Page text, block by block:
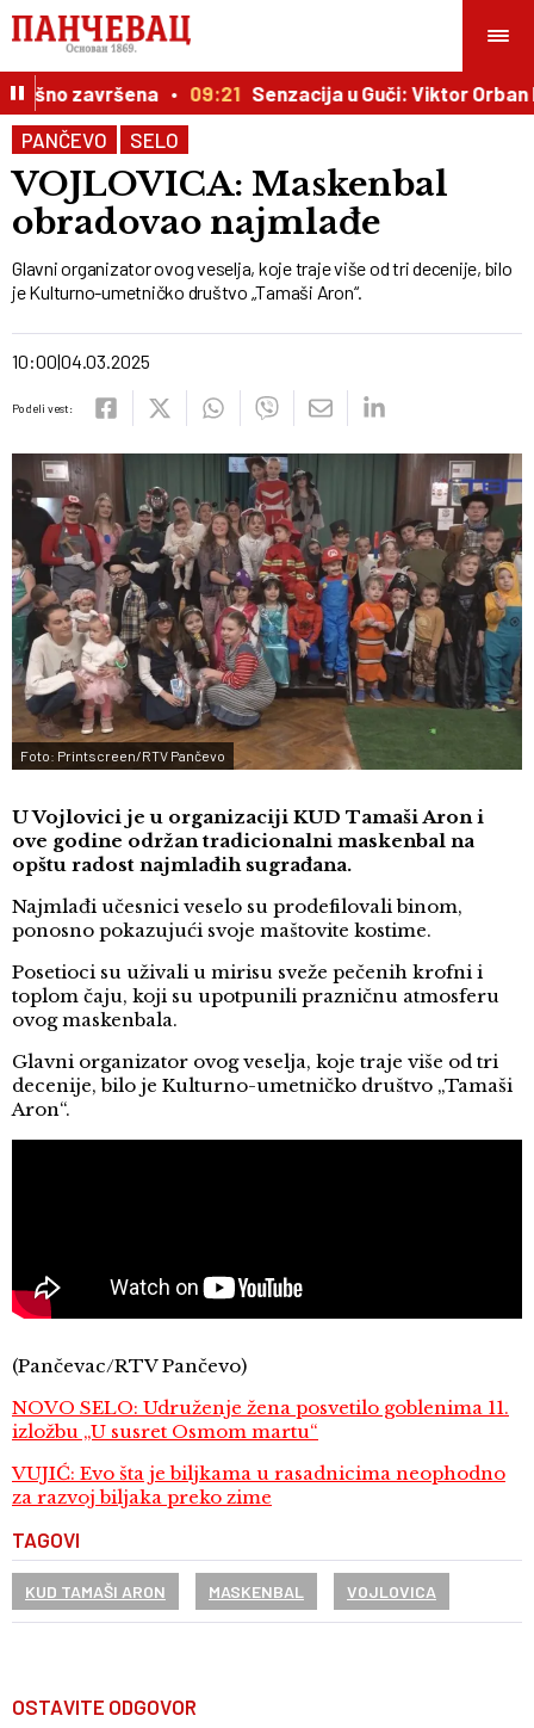
završena 09:21 Senzacija u Guči: Viktor Orban
PANČEVO
SELO
VOJLOVICA: Maskenbal
obradovao najmlađe
Glavni organizator ovog veselja, koje traje više od tri decenije, bilo
je Kulturno-umetničko društvo „Tamaši Aron“.
10:00 04.03.2025
Podeli vest:
Foto: Printscreen/RTV Pančevo
U Vojlovici je u organizaciji KUD Tamaši Aron i
ove godine održan tradicionalni maskenbal na
opštu radost najmlađih sugrađana.
Najmlađi učesnici veselo su prodefilovali binom,
ponosno pokazujući svoje maštovite kostime.
Posetioci su uživali u mirisu sveže pečenih krofni i
toplom čaju, koji su upotpunili prazničnu atmosferu
ovog maskenbala.
Glavni organizator ovog veselja, koje traje više od tri
decenije, bilo je Kulturno-umetničko društvo „Tamaši
Aron“.
(Pančevac/RTV Pančevo)
NOVO SELO: Udruženje žena posvetilo goblenima 11.
izložbu „U susret Osmom martu“
VUJIĆ: Evo šta je biljkama u rasadnicima neophodno
za razvoj biljaka preko zime
TAGOVI
KUD TAMAŠI ARON MASKENBAL VOJLOVICA
OSTAVITE ODGOVOR